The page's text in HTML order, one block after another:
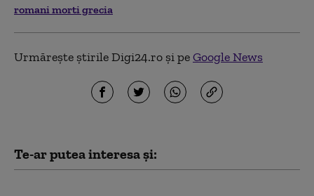
romani morti grecia
Urmărește știrile Digi24.ro și peGoogle News
Te-ar putea interesa și: